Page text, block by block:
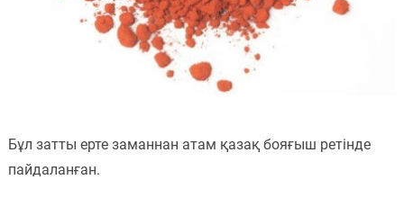
Бұл затты ерте заманнан атам қазақ бояғыш ретінде
пайдаланған.